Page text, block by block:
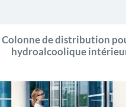
Colonne de distribution
hydroalcoolique